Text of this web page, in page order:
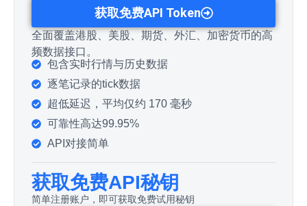
获取免费API Token
全面覆盖港股、美股、期货、外汇、加密货币的高
频数据接口。
包含实时行情与历史数据
逐笔记录的tick数据
超低延迟，平均仅约 170 毫秒
可靠性高达99.95%
API对接简单
获取免费API秘钥
简单注册账户，即可获取免费试用秘钥